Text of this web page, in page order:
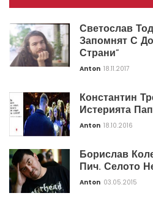
Светослав
Запомнят С
Страни”
Anton 18.11.2017
Константин
Истерията
Anton 18.10.2016
Борислав
Пич. Селото
Anton 03.05.2015